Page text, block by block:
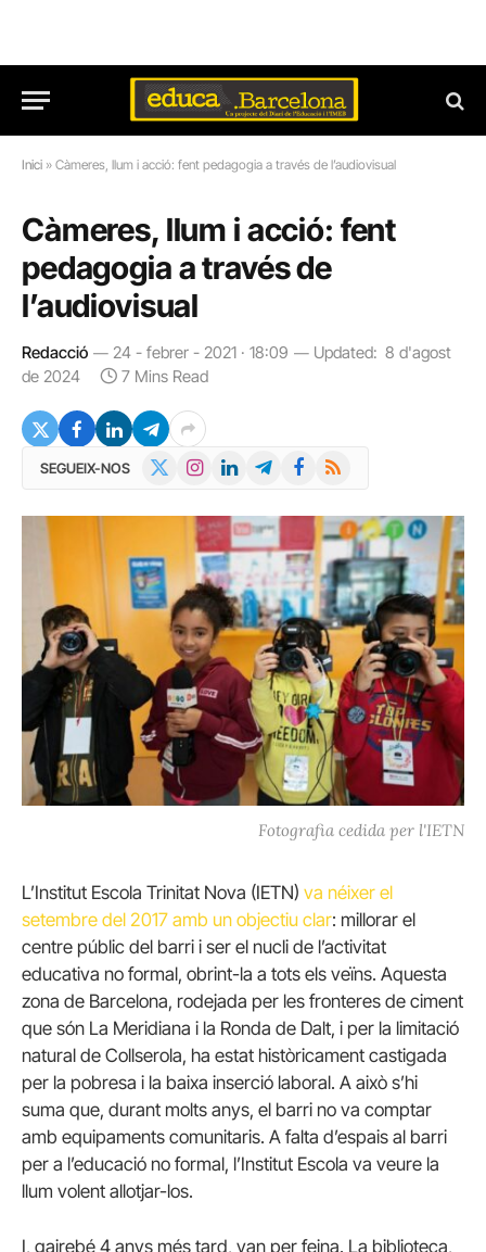
Inici » Càmeres, llum i acció: fent pedagogia a través de l’audiovisual
Càmeres, llum i acció: fent
pedagogia a través de
l’audiovisual
Redacció 24 - febrer - 2021 · 18:09 Updated: 8 d'agost
de 2024
7 Mins Read
SEGUEIX-NOS InstagramLinkedInTelegramFacebook
RSS
Fotografia cedida per l'IETN
L’Institut Escola Trinitat Nova (IETN) va néixer el
setembre del 2017 amb un objectiu clar: millorar el
centre públic del barri i ser el nucli de l’activitat
educativa no formal, obrint-la a tots els veïns. Aquesta
zona de Barcelona, rodejada per les fronteres de ciment
que són La Meridiana i la Ronda de Dalt, i per la limitació
natural de Collserola, ha estat històricament castigada
per la pobresa i la baixa inserció laboral. A això s’hi
suma que, durant molts anys, el barri no va comptar
amb equipaments comunitaris. A falta d’espais al barri
per a l’educació no formal, l’Institut Escola va veure la
llum volent allotjar-los.
I, gairebé 4 anys més tard, van per feina. La biblioteca,